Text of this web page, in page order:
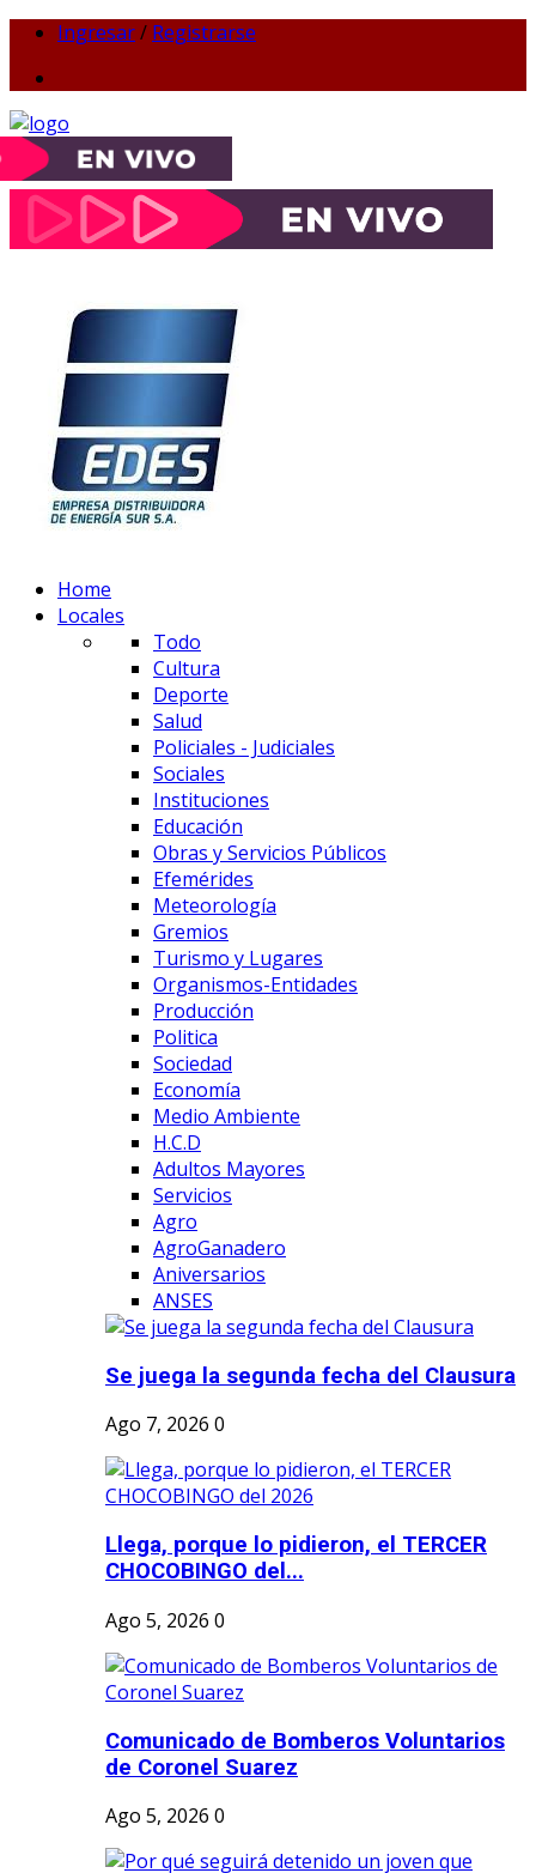
Ingresar/ Registrarse
Home
Locales
Todo
Cultura
Deporte
Salud
Policiales - Judiciales
Sociales
Instituciones
Educación
Obras y Servicios Públicos
Efemérides
Meteorología
Gremios
Turismo y Lugares
Organismos-Entidades
Producción
Politica
Sociedad
Economía
Medio Ambiente
H.C.D
Adultos Mayores
Servicios
Agro
AgroGanadero
Aniversarios
ANSES
Se juega la segunda fecha del Clausura
Ago 7, 2026 0
Llega, porque lo pidieron, el TERCER
CHOCOBINGO del...
Ago 5, 2026 0
Comunicado de Bomberos Voluntarios
de Coronel Suarez
Ago 5, 2026 0